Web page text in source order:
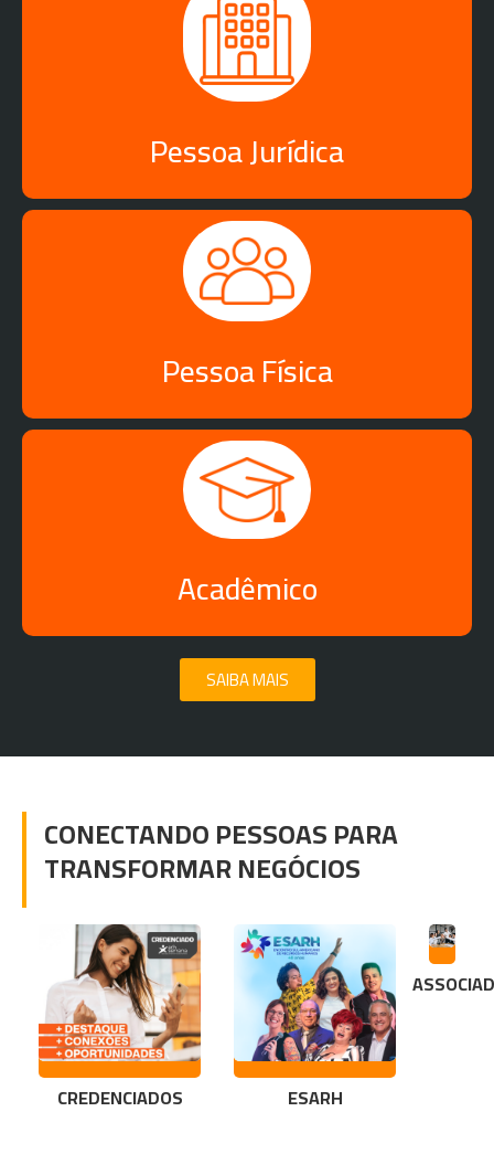
Pessoa Jurídica
Pessoa Física
Acadêmico
SAIBA MAIS
CONECTANDO PESSOAS PARA
TRANSFORMAR NEGÓCIOS
CREDENCIADOS ESARH